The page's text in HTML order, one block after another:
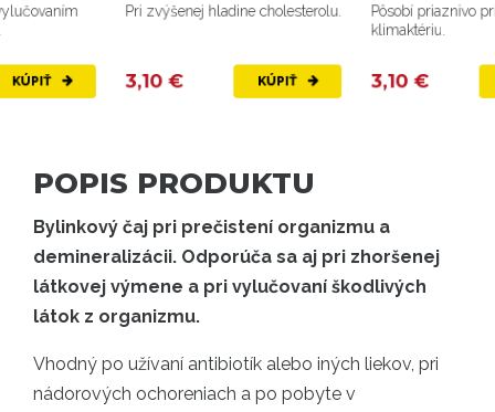
Pri zvýšenej hladine cholesterolu.
3,10 € KÚPIŤ
Pôsobí priaznivo pri návaloch v
3,10 € KÚPIŤ
POPIS PRODUKTU
Bylinkový čaj pri prečistení organizmu a
demineralizácii. Odporúča sa aj pri zhoršenej
látkovej výmene a pri vylučovaní škodlivých
látok z organizmu.
Vhodný po užívaní antibiotík alebo iných liekov, pri
nádorových ochoreniach a po pobyte v